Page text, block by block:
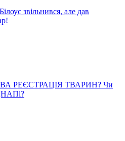
звільнився, але дав
РЕЄСТРАЦІЯ ТВАРИН? Чи